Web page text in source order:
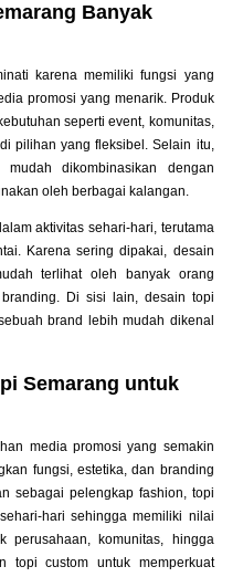
Banyak
karena memiliki fungsi yang
promosi yang menarik. Produk
seperti event, komunitas,
pilihan yang fleksibel. Selain itu,
dikombinasikan dengan
oleh berbagai kalangan.
aktivitas sehari-hari, terutama
Karena sering dipakai, desain
terlihat oleh banyak orang
Di sisi lain, desain topi
brand lebih mudah dikenal
Semarang untuk
media promosi yang semakin
fungsi, estetika, dan branding
sebagai pelengkap fashion, topi
hari sehingga memiliki nilai
perusahaan, komunitas, hingga
topi custom untuk memperkuat